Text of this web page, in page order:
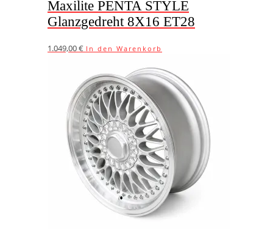
Maxilite PENTA STYLE
Glanzgedreht 8X16 ET28
1.049,00€ In den Warenkorb